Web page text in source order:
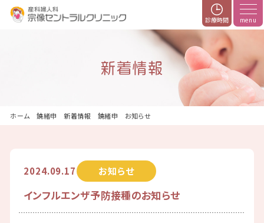
診療時間
新着情報
ホーム 新着情報 お知らせ
2024.09.17 お知らせ
インフルエンザ予防接種のお知らせ